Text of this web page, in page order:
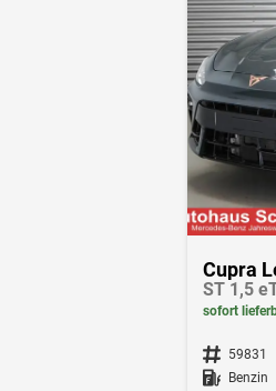
Cupra
ST 1,5
sofort
Fahrzeugnr. 59831
Kraftstoff Benzin